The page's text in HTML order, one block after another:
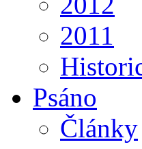
2011
Psáno
Články